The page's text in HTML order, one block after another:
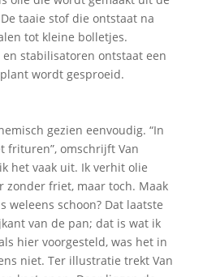
taaie stof die ontstaat na
tot kleine bolletjes.
stabilisatoren ontstaat een
plant wordt gesproeid.
gezien eenvoudig. “In
frituren”, omschrijft Van
het vaak uit. Ik verhit olie
zonder friet, maar toch. Maak
schoon? Dat laatste
van de pan; dat is wat ik
hier voorgesteld, was het in
niet. Ter illustratie trekt Van